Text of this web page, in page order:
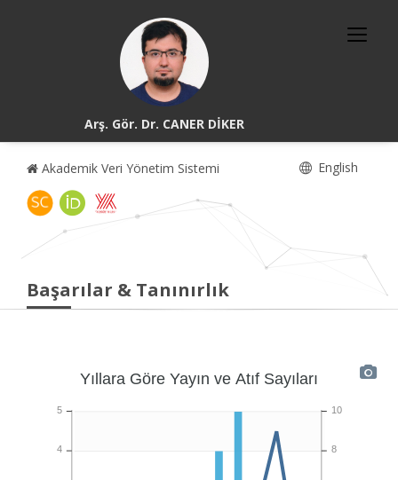
Arş. Gör. Dr. CANER DİKER
Akademik Veri Yönetim Sistemi English
Başarılar & Tanınırlık
Yıllara Göre Yayın ve Atıf Sayıları
10
8
5
4